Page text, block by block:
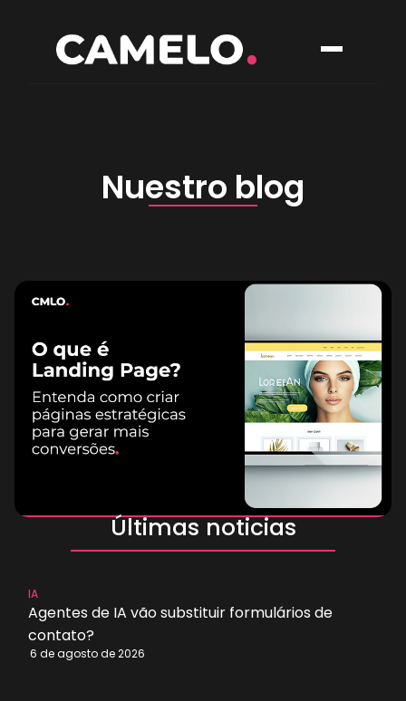
Nuestro blog
Últimas noticias
IA
Agentes de IA vão substituir formulários de
contato?
6 de agosto de 2026